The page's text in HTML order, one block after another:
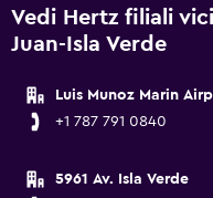
Vedi Hertz filiali
Juan-Isla Verde
Luis Munoz Marin
+1 787 791 0840
5961 Av. Isla Verde